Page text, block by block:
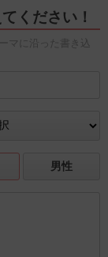
ください！
マに沿った書き込
男性